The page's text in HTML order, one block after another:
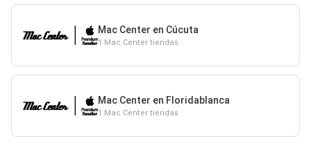
Mac Center en Cúcuta
1 Mac Center tiendas
Mac Center en Floridablanca
1 Mac Center tiendas